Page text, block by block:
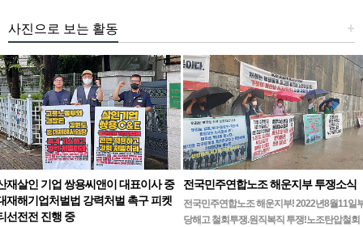
+
사진으로 보는 활동
재살인 기업 쌍용씨앤이 대표이사 중
재해기업처벌법 강력처벌 촉구 피켓
선전전 진행 중
전국민주연합노조 해운지부 투쟁소식
전국민주연합노조 해운지부! 2022년8월11일
당해고 철회투쟁.원직복직 투쟁!노조탄압철회